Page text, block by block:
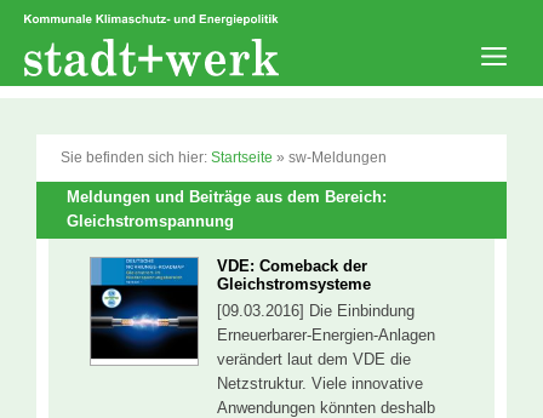
Zum
springen
Sie befinden sich hier: Startseite » sw-Meldungen
Meldungen und Beiträge aus dem Bereich:
Gleichstromspannung
VDE: Comeback der
Gleichstromsysteme
[09.03.2016] Die Einbindung
Erneuerbarer-Energien-Anlagen
verändert laut dem VDE die
Netzstruktur. Viele innovative
Anwendungen könnten deshalb